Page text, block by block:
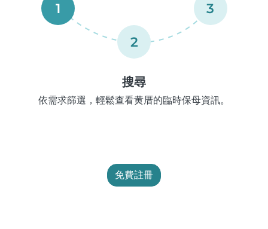
1
2
3
搜尋
依需求篩選，輕鬆查看黄厝的臨時保母資訊。
免費註冊